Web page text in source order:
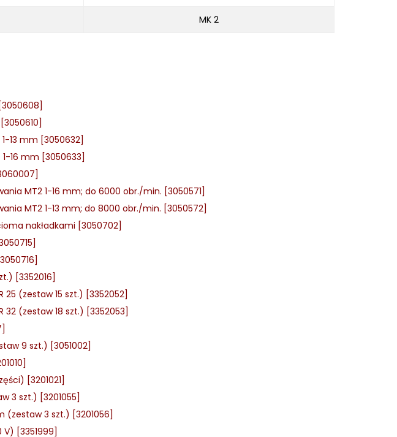
MK 2
13 mm [3050632]
16 mm [3050633]
MT2 1-16 mm; do 6000 obr./min. [3050571]
MT2 1-13 mm; do 8000 obr./min. [3050572]
nakładkami [3050702]
[3352016]
25 (zestaw 15 szt.) [3352052]
32 (zestaw 18 szt.) [3352053]
9 szt.) [3051002]
[3201021]
3 szt.) [3201055]
(zestaw 3 szt.) [3201056]
V) [3351999]